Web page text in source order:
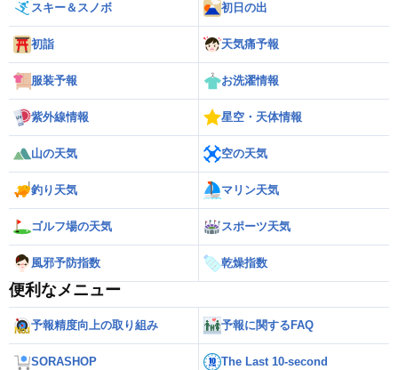
スキー＆スノボ 初日の出
初詣 天気痛予報
服装予報 お洗濯情報
紫外線情報 星空・天体情報
山の天気 空の天気
釣り天気 マリン天気
ゴルフ場の天気 スポーツ天気
風邪予防指数 乾燥指数
便利なメニュー
予報精度向上の取り組み 予報に関するFAQ
SORASHOP The Last 10-second